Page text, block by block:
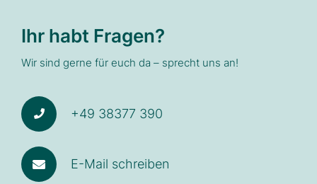
Ihr habt Fragen?
Wir sind gerne für euch da – sprecht uns an!
+49 38377 390
E-Mail schreiben